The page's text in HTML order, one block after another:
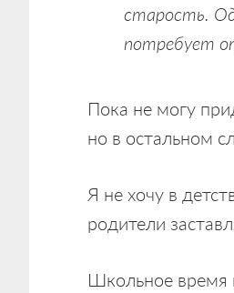
старость.
потребует
Пока не могу
но в остальном
Я не хочу в
родители
Школьное время